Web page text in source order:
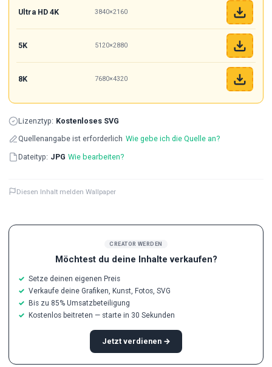
CREATOR WERDEN
Möchtest du deine Inhalte verkaufen?
Setze deinen eigenen Preis
Verkaufe deine Grafiken, Kunst, Fotos, SVG
Bis zu 85% Umsatzbeteiligung
Kostenlos beitreten — starte in 30 Sekunden
Jetzt verdienen →
Ultra HD 4K 3840×2160
5K 5120×2880
8K 7680×4320
Lizenztyp: Kostenloses SVG
Quellenangabe ist erforderlich Wie gebe ich die Quelle an?
Dateityp: JPG Wie bearbeiten?
Diesen Inhalt melden Wallpaper